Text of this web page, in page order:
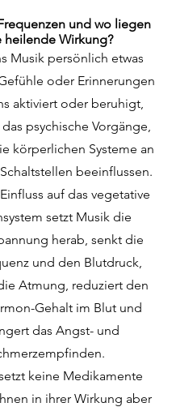
und wo liegen
heilende Wirkung?
Musik persönlich etwas
oder Erinnerungen
aktiviert oder beruhigt,
psychische Vorgänge,
körperlichen Systeme an
beeinflussen.
auf das vegetative
setzt Musik die
herab, senkt die
und den Blutdruck,
Atmung, reduziert den
Gehalt im Blut und
das Angst- und
keine Medikamente
in ihrer Wirkung aber